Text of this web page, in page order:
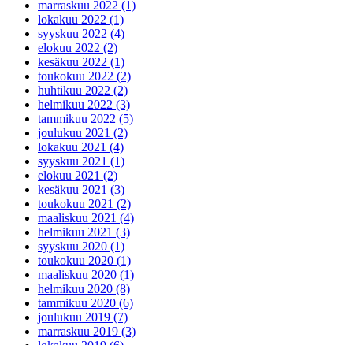
marraskuu 2022 (1)
lokakuu 2022 (1)
syyskuu 2022 (4)
elokuu 2022 (2)
kesäkuu 2022 (1)
toukokuu 2022 (2)
huhtikuu 2022 (2)
helmikuu 2022 (3)
tammikuu 2022 (5)
joulukuu 2021 (2)
lokakuu 2021 (4)
syyskuu 2021 (1)
elokuu 2021 (2)
kesäkuu 2021 (3)
toukokuu 2021 (2)
maaliskuu 2021 (4)
helmikuu 2021 (3)
syyskuu 2020 (1)
toukokuu 2020 (1)
maaliskuu 2020 (1)
helmikuu 2020 (8)
tammikuu 2020 (6)
joulukuu 2019 (7)
marraskuu 2019 (3)